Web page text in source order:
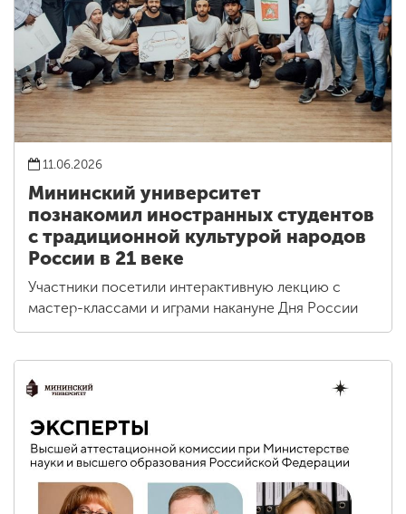
11.06.2026
Мининский университет
познакомил иностранных студентов
с традиционной культурой народов
России в 21 веке
Участники посетили интерактивную лекцию с
мастер-классами и играми накануне Дня России